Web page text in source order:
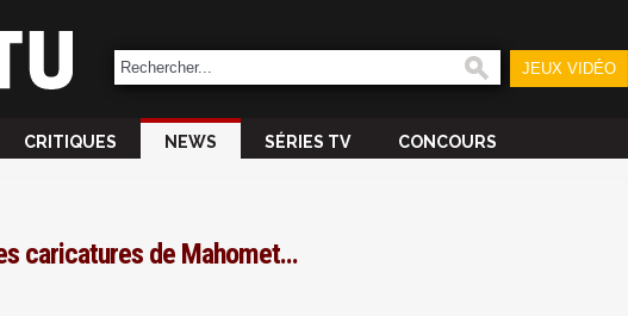
JEUX VIDÉO
CRITIQUES NEWS SÉRIES TV CONCOURS
caricatures de Mahomet...